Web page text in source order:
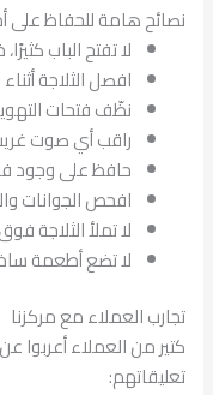
نصائح هامة للحفاظ على
لا تفتح الباب
افصل الثلاجة
نظّف فتحات
راقب أي صوت
حافظ على وجود
افحص الجوانات
لا تملأ الثلاجة
لا تضع أطعمة
تجارب العملاء مع مركزنا
كتير من العملاء أعربوا
تعليقاتهم: